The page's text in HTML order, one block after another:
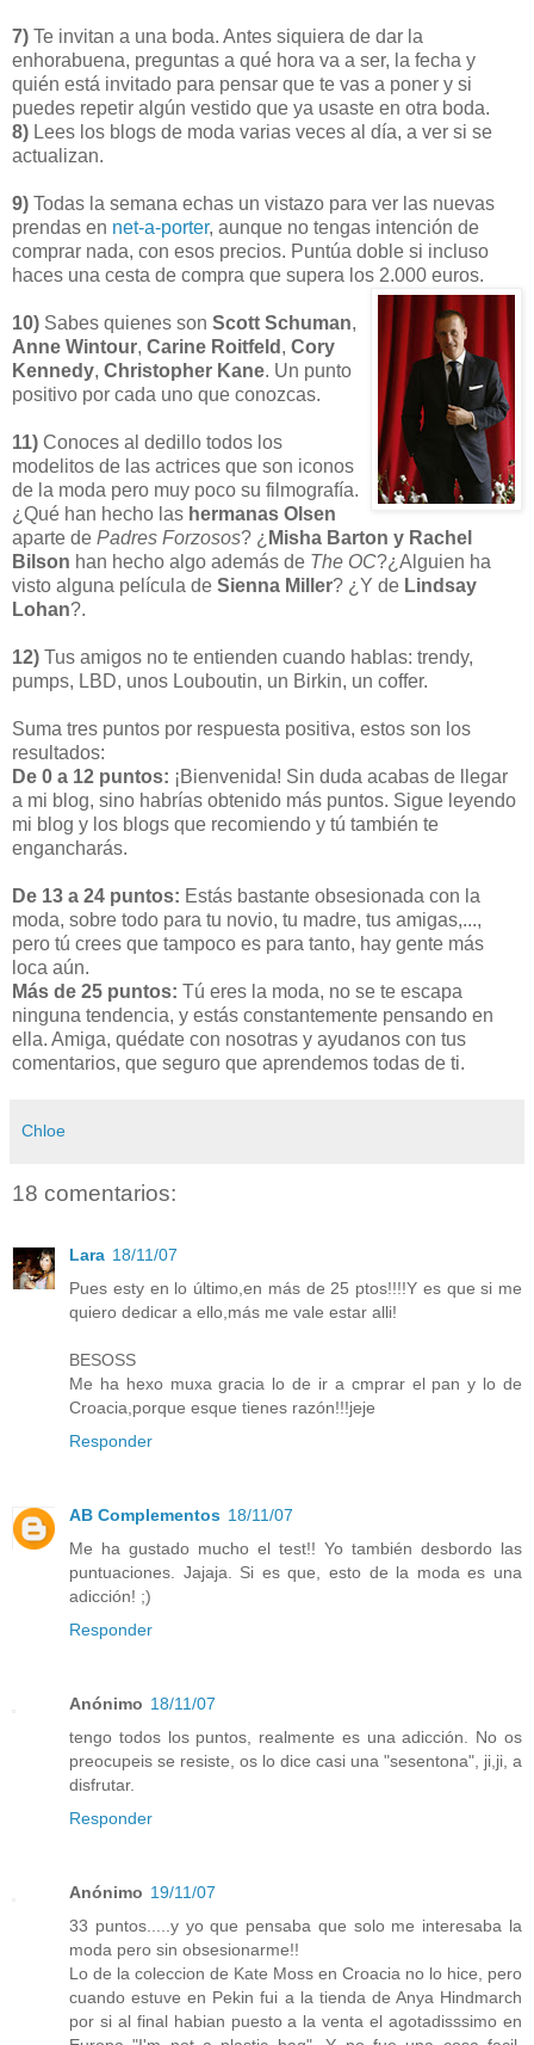
7) Te invitan a una boda. Antes siquiera de dar la
enhorabuena, preguntas a qué hora va a ser, la fecha y
quién está invitado para pensar que te vas a poner y si
puedes repetir algún vestido que ya usaste en otra boda.
8) Lees los blogs de moda varias veces al día, a ver si se
actualizan.
9) Todas la semana echas un vistazo para ver las nuevas
prendas en net-a-porter, aunque no tengas intención de
comprar nada, con esos precios. Puntúa doble si incluso
haces una cesta de compra que supera los 2.000 euros.
10) Sabes quienes son Scott Schuman,
Anne Wintour, Carine Roitfeld , Cory
Kennedy, Christopher Kane. Un punto
positivo por cada uno que conozcas.
11) Conoces al dedillo todos los
modelitos de las actrices que son iconos
de la moda pero muy poco su filmografía.
¿Qué han hecho las hermanas Olsen
aparte de Padres Forzosos? ¿ Misha Barton y Rachel
Bilson han hecho algo además de The OC?¿Alguien ha
visto alguna película de Sienna Miller? ¿Y de Lindsay
Lohan?.
12) Tus amigos no te entienden cuando hablas: trendy,
pumps, LBD, unos Louboutin, un Birkin, un coffer.
Suma tres puntos por respuesta positiva, estos son los
resultados:
De 0 a 12 puntos: ¡Bienvenida! Sin duda acabas de llegar
a mi blog, sino habrías obtenido más puntos. Sigue leyendo
mi blog y los blogs que recomiendo y tú también te
engancharás.
De 13 a 24 puntos: Estás bastante obsesionada con la
moda, sobre todo para tu novio, tu madre, tus amigas,...,
pero tú crees que tampoco es para tanto, hay gente más
loca aún.
Más de 25 puntos: Tú eres la moda, no se te escapa
ninguna tendencia, y estás constantemente pensando en
ella. Amiga, quédate con nosotras y ayudanos con tus
comentarios, que seguro que aprendemos todas de ti.
Chloe
18 comentarios:
Lara 18/11/07
Pues esty en lo último,en más de 25 ptos!!!!Y es que si me
quiero dedicar a ello,más me vale estar alli!
BESOSS
Me ha hexo muxa gracia lo de ir a cmprar el pan y lo de
Croacia,porque esque tienes razón!!!jeje
Responder
AB Complementos 18/11/07
Me ha gustado mucho el test!! Yo también desbordo las
puntuaciones. Jajaja. Si es que, esto de la moda es una
adicción! ;)
Responder
Anónimo 18/11/07
tengo todos los puntos, realmente es una adicción. No os
preocupeis se resiste, os lo dice casi una "sesentona", ji,ji, a
disfrutar.
Responder
Anónimo 19/11/07
33 puntos.....y yo que pensaba que solo me interesaba la
moda pero sin obsesionarme!!
Lo de la coleccion de Kate Moss en Croacia no lo hice, pero
cuando estuve en Pekin fui a la tienda de Anya Hindmarch
por si al final habian puesto a la venta el agotadisssimo en